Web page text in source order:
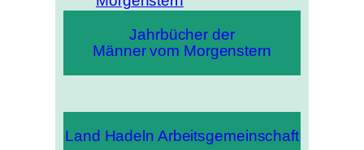
Jahrbücher der
Männer vom Morgenstern
Land Hadeln Arbeitsgemeinschaft